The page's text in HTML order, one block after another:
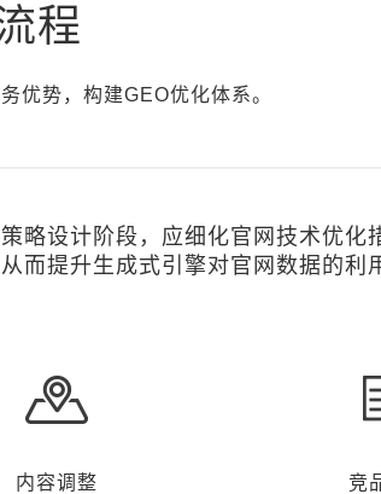
程
优势，构建GEO优化体系。
略设计阶段，应细化官网技术优化
提升生成式引擎对官网数据的利
内容调整 竞